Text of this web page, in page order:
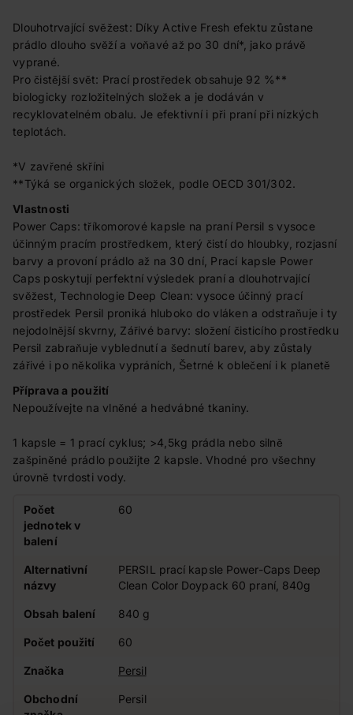
Dlouhotrvající svěžest: Díky Active Fresh efektu zůstane
prádlo dlouho svěží a voňavé až po 30 dní*, jako právě
vyprané.
Pro čistější svět: Prací prostředek obsahuje 92 %**
biologicky rozložitelných složek a je dodáván v
recyklovatelném obalu. Je efektivní i při praní při nízkých
teplotách.
*V zavřené skříni
**Týká se organických složek, podle OECD 301/302.
Vlastnosti
Power Caps: tříkomorové kapsle na praní Persil s vysoce
účinným pracím prostředkem, který čistí do hloubky, rozjasní
barvy a provoní prádlo až na 30 dní, Prací kapsle Power
Caps poskytují perfektní výsledek praní a dlouhotrvající
svěžest, Technologie Deep Clean: vysoce účinný prací
prostředek Persil proniká hluboko do vláken a odstraňuje i ty
nejodolnější skvrny, Zářivé barvy: složení čisticího prostředku
Persil zabraňuje vyblednutí a šednutí barev, aby zůstaly
zářivé i po několika vypráních, Šetrné k oblečení i k planetě
Příprava a použití
Nepoužívejte na vlněné a hedvábné tkaniny.
1 kapsle = 1 prací cyklus; >4,5kg prádla nebo silně
zašpiněné prádlo použijte 2 kapsle. Vhodné pro všechny
úrovně tvrdosti vody.
Počet
jednotek v
balení
60
Alternativní
názvy
PERSIL prací kapsle Power-Caps Deep
Clean Color Doypack 60 praní, 840g
Obsah balení 840 g
Počet použití 60
Značka Persil
Obchodní
Persil